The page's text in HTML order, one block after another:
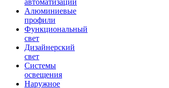
автоматизации
Алюминиевые
профили
Функциональный
свет
Дизайнерский
свет
Системы
освещения
Наружное